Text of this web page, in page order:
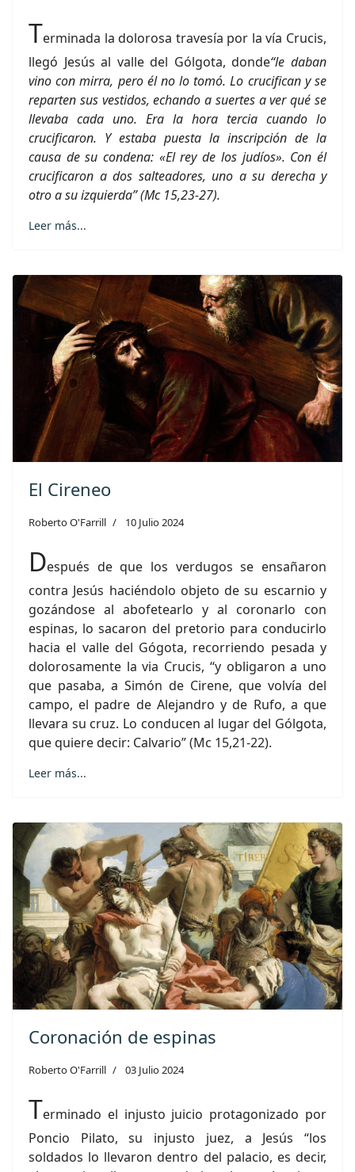
Terminada la dolorosa travesía por la vía Crucis,
llegó Jesús al valle del Gólgota, donde“le daban
vino con mirra, pero él no lo tomó. Lo crucifican y se
reparten sus vestidos, echando a suertes a ver qué se
llevaba cada uno. Era la hora tercia cuando lo
crucificaron. Y estaba puesta la inscripción de la
causa de su condena: «El rey de los judíos». Con él
crucificaron a dos salteadores, uno a su derecha y
otro a su izquierda” (Mc 15,23-27).
Leer más...
El Cireneo
Roberto O'Farrill 10 Julio 2024
Después de que los verdugos se ensañaron
contra Jesús haciéndolo objeto de su escarnio y
gozándose al abofetearlo y al coronarlo con
espinas, lo sacaron del pretorio para conducirlo
hacia el valle del Gógota, recorriendo pesada y
dolorosamente la via Crucis, “y obligaron a uno
que pasaba, a Simón de Cirene, que volvía del
campo, el padre de Alejandro y de Rufo, a que
llevara su cruz. Lo conducen al lugar del Gólgota,
que quiere decir: Calvario” (Mc 15,21-22).
Leer más...
Coronación de espinas
Roberto O'Farrill 03 Julio 2024
Terminado el injusto juicio protagonizado por
Poncio Pilato, su injusto juez, a Jesús “los
soldados lo llevaron dentro del palacio, es decir,